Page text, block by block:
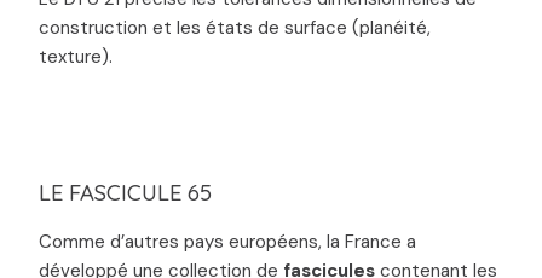
construction et les états de surface (planéité,
texture).
LE FASCICULE 65
Comme d’autres pays européens, la France a
développé une collection de fascicules contenant les